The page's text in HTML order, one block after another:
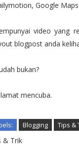
Google
video yang
blogpost anda
bukan?
mencuba.
Blogging Tips &
& Trik